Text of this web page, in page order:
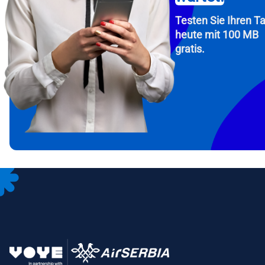
To
Then,
in
Testen Sie Ihren
heute mit 100 MB
gratis.
E-